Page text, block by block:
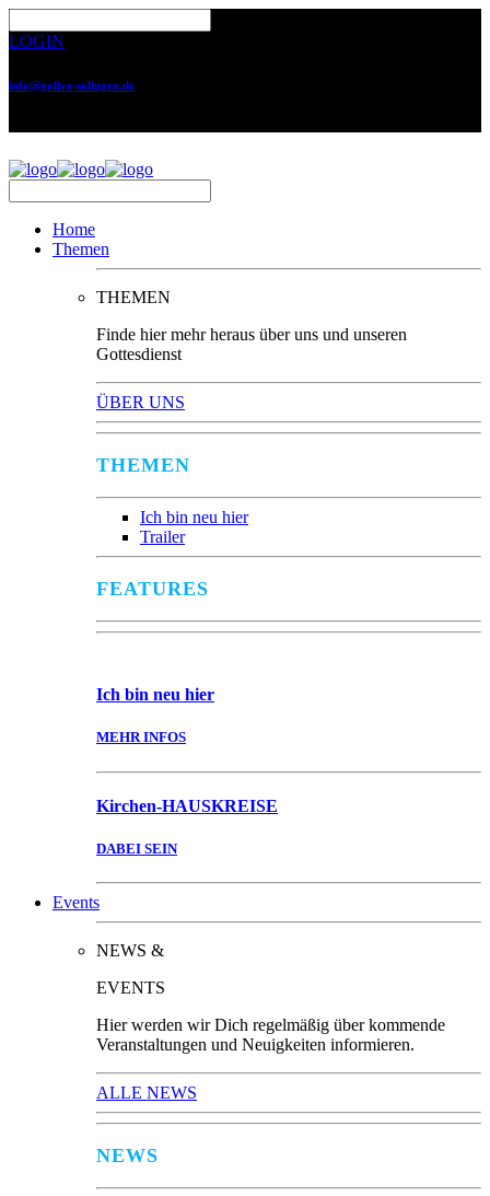
LOGIN
info@golive-solingen.de
Home
Themen
THEMEN
Finde hier mehr heraus über uns und unseren
Gottesdienst
ÜBER UNS
THEMEN
Ich bin neu hier
Trailer
FEATURES
Ich bin neu hier
MEHR INFOS
Kirchen-HAUSKREISE
DABEI SEIN
Events
NEWS &
EVENTS
Hier werden wir Dich regelmäßig über kommende
Veranstaltungen und Neuigkeiten informieren.
ALLE NEWS
NEWS